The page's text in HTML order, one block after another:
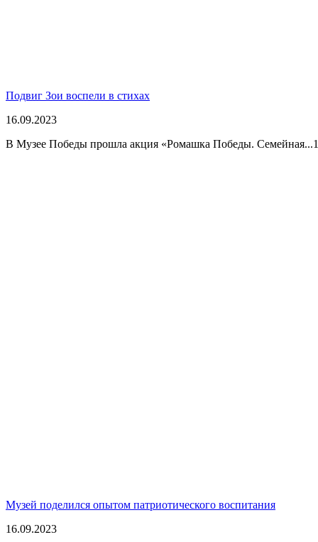
Подвиг Зои воспели в стихах
16.09.2023
В Музее Победы прошла акция «Ромашка Победы. Семейная...
Музей поделился опытом патриотического воспитания
16.09.2023